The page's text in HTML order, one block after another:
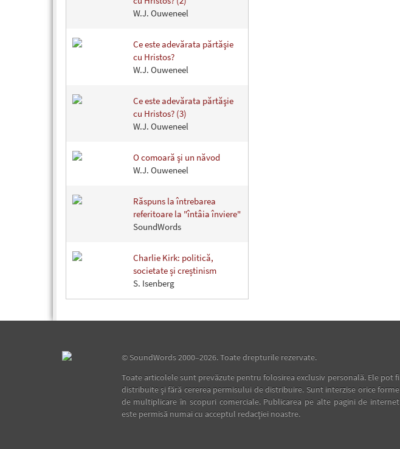
W.J. Ouweneel
Ce este adevărata părtăşie
cu Hristos?
W.J. Ouweneel
Ce este adevărata părtăşie
cu Hristos? (3)
W.J. Ouweneel
O comoară şi un năvod
W.J. Ouweneel
Răspuns la întrebarea
referitoare la "întâia înviere"
SoundWords
Charlie Kirk: politică,
societate și creștinism
S. Isenberg
©SoundWords2000–2026. Toate drepturile rezervate.
Toate articolele sunt prevăzute pentru folosirea exclusiv personală. Ele pot fi
distribuite şi fără cererea permisului de distribuire. Sunt interzise orice forme
de multiplicare în scopuri comerciale. Publicarea pe alte pagini de internet
este permisă numai cu acceptul redacţiei noastre.